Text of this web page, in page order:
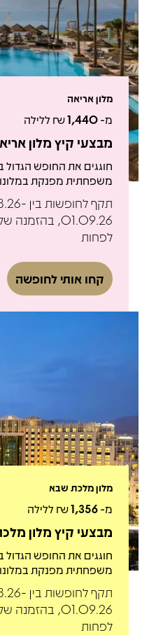
מלון אריאה
מ-1,440₪ ללילה
מבצעי קיץ מלון
חוגגים את החופש
משפחתית מפנקת
תקף
לפחות
קחו אותי לחופשה
מלון מלכת שבא
מ-1,356₪ ללילה
מבצעי קיץ מלון
חוגגים את החופש
משפחתית מפנקת
תקף
לפחות